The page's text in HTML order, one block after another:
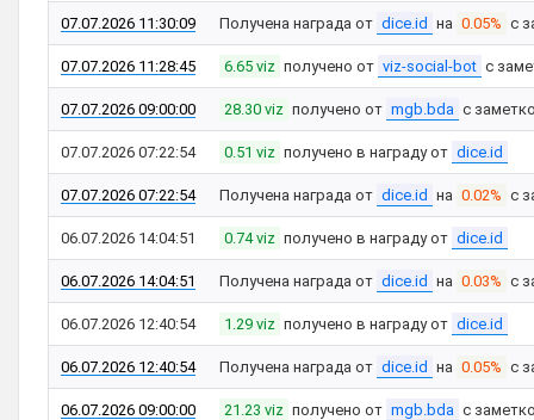
07.07.2026 11:30:09 Получена награда от dice.id на 0.05% с
07.07.2026 11:28:45 6.65 viz получено от viz-social-bot с
07.07.2026 09:00:00 28.30 viz получено от mgb.bda с
07.07.2026 07:22:54 0.51 viz получено в награду от dice.id
07.07.2026 07:22:54 Получена награда от dice.id на 0.02% с
06.07.2026 14:04:51 0.74 viz получено в награду от dice.id
06.07.2026 14:04:51 Получена награда от dice.id на 0.03% с
06.07.2026 12:40:54 1.29 viz получено в награду от dice.id
06.07.2026 12:40:54 Получена награда от dice.id на 0.05% с
06.07.2026 09:00:00 21.23 viz получено от mgb.bda с